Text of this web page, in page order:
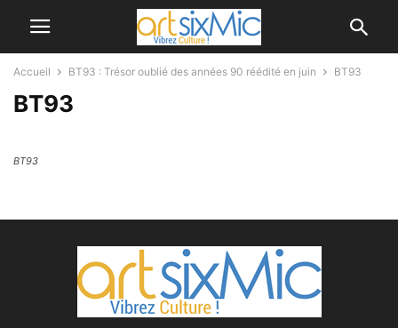
Accueil BT93 : Trésor oublié des années 90 réédité en juin BT93
BT93
BT93